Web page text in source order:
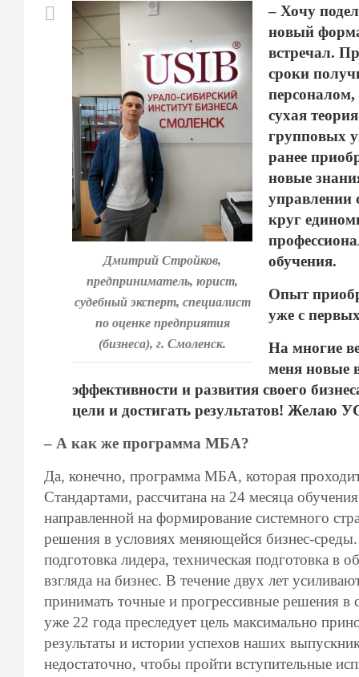
Дмитрий Стройков,
предприниматель, юрист,
судебный эксперт, специалист
по оценке предприятия
(бизнеса), г. Смоленск.
– Хочу
новый
встречал.
сроки
сухая
групповых
ранее
новые
управлении
круг
обучения.
Опыт
уже с
На многие
меня новые
эффективности и развития своего
цели и достигать результатов! Желаю
– А как же программа МБА?
Да, конечно, программа МБА, которая
Стандартами, рассчитана на 24 месяца
направленной на формирование системного
решения в условиях меняющейся бизнес-
подготовка лидера, техническая подготовка в
взгляда на бизнес. В течение двух лет
принимать точные и прогрессивные решения
уже 22 года преследует цель максимально
результаты и истории успехов наших
недостаточно, чтобы пройти вступительные